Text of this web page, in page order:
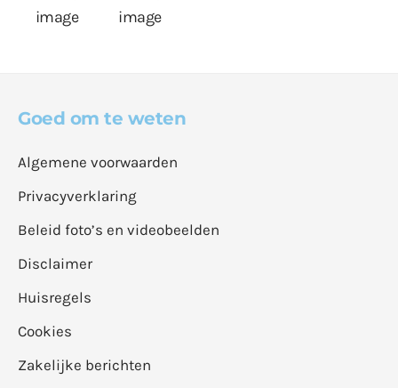
Goed om te weten
Algemene voorwaarden
Privacyverklaring
Beleid foto’s en videobeelden
Disclaimer
Huisregels
Cookies
Zakelijke berichten